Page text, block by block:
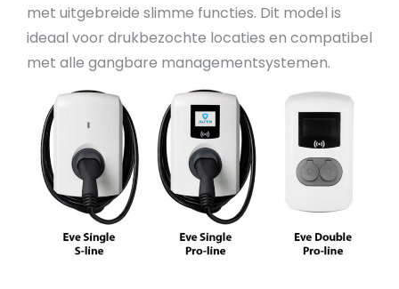
met uitgebreide slimme functies. Dit model is
ideaal voor drukbezochte locaties en compatibel
met alle gangbare managementsystemen.